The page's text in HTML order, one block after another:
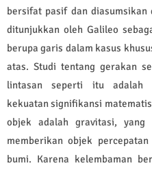
bersifat pasif dan
ditunjukkan oleh Galileo
berupa garis dalam kasus
atas. Studi tentang gerakan
lintasan seperti itu adalah
kekuatan signifikansi
objek adalah gravitasi, yang
memberikan objek
bumi. Karena kelembaman